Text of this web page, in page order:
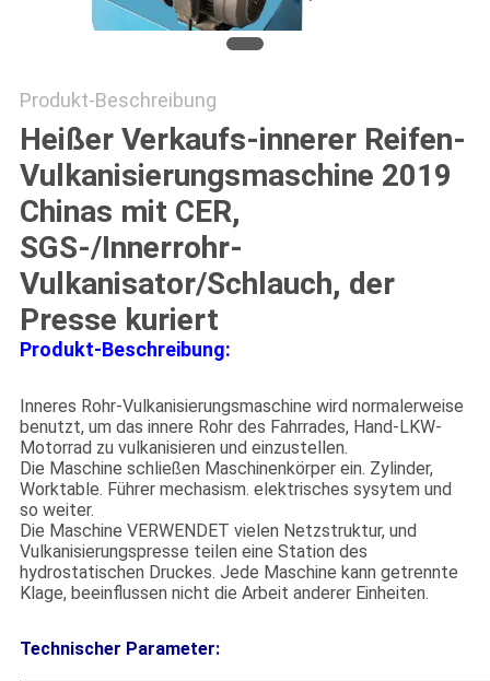
Produkt-Beschreibung
Heißer Verkaufs-innerer Reifen-
Vulkanisierungsmaschine 2019
Chinas mit CER,
SGS-/Innerrohr-
Vulkanisator/Schlauch, der
Presse kuriert
Produkt-Beschreibung:
Inneres Rohr-Vulkanisierungsmaschine wird normalerweise
benutzt, um das innere Rohr des Fahrrades, Hand-LKW-
Motorrad zu vulkanisieren und einzustellen.
Die Maschine schließen Maschinenkörper ein. Zylinder,
Worktable. Führer mechasism. elektrisches sysytem und
so weiter.
Die Maschine VERWENDET vielen Netzstruktur, und
Vulkanisierungspresse teilen eine Station des
hydrostatischen Druckes. Jede Maschine kann getrennte
Klage, beeinflussen nicht die Arbeit anderer Einheiten.
Technischer Parameter: